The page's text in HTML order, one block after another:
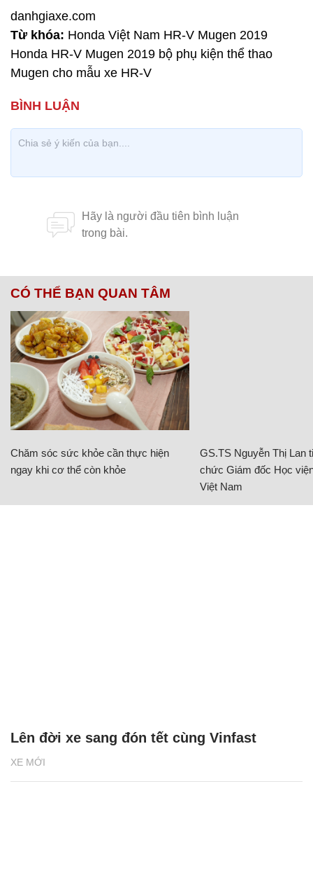
danhgiaxe.com
Từ khóa: Honda Việt Nam HR-V Mugen 2019
Honda HR-V Mugen 2019 bộ phụ kiện thể thao
Mugen cho mẫu xe HR-V
CÓ THỂ BẠN QUAN TÂM
Chăm sóc sức khỏe cần thực hiện
ngay khi cơ thể còn khỏe
GS.TS Nguyễn Thị Lan
chức Giám đốc Học
Việt Nam
XE MỚI
Lên đời xe sang đón tết cùng Vinfast